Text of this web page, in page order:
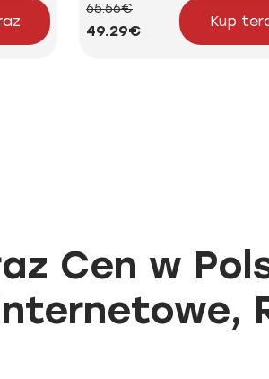
65.56€
49.29€
Kup
Cen w